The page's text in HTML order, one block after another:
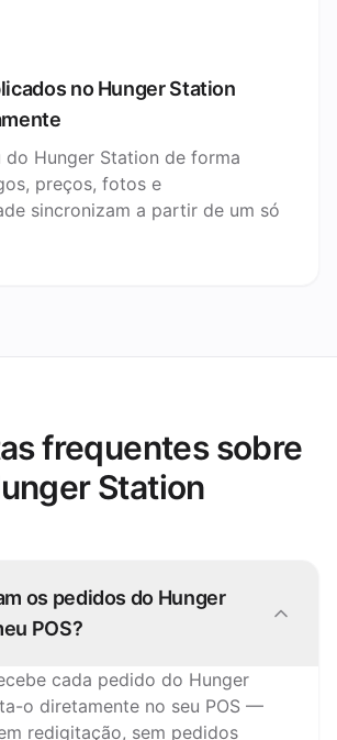
no Hunger Station
do Hunger Station de forma
preços, fotos e
sincronizam a partir de um só
frequentes sobre
Station
os pedidos do Hunger
POS?
cada pedido do Hunger
o diretamente no seu POS —
redigitação, sem pedidos